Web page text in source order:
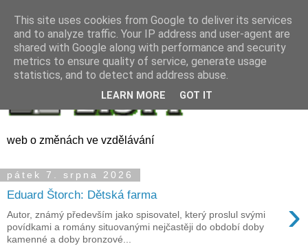
web o změnách ve vzdělávání
pátek 7. srpna 2026
Eduard Štorch: Dětská farma ›
Autor, známý především jako spisovatel, který proslul svými
povídkami a romány situovanými nejčastěji do období doby
kamenné a doby bronzové...
This site uses cookies from Google to deliver its services
and to analyze traffic. Your IP address and user-agent are
shared with Google along with performance and security
metrics to ensure quality of service, generate usage
statistics, and to detect and address abuse.
LEARN MORE GOT IT